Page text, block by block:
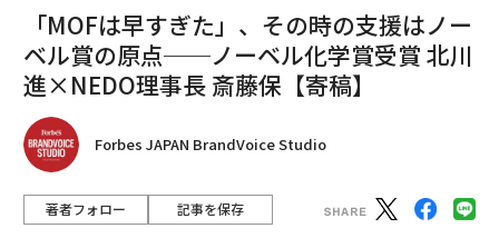
「MOFは早すぎた」、その時の支援はノー
ベル賞の原点──ノーベル化学賞受賞 北川
進×NEDO理事長 斎藤保【寄稿】
Forbes JAPAN BrandVoice Studio
著者フォロー 記事を保存